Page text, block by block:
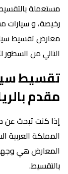
مستعملة
رخيصة، و سيارات
معارض تقسيط
التالي من
تقسيط
مقدم
إذا كنت تبحث عن
المملكة العربية
المعارض هي
بالتقسيط.